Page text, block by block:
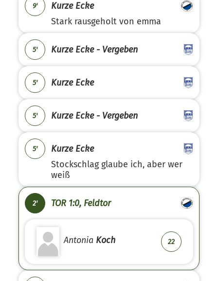
9'
Kurze Ecke
Stark rausgeholt von emma
5' Kurze Ecke - Vergeben
5' Kurze Ecke
5' Kurze Ecke - Vergeben
5'
Kurze Ecke
Stockschlag glaube ich, aber wer
weiß
2' TOR 1:0, Feldtor
Antonia Koch 22